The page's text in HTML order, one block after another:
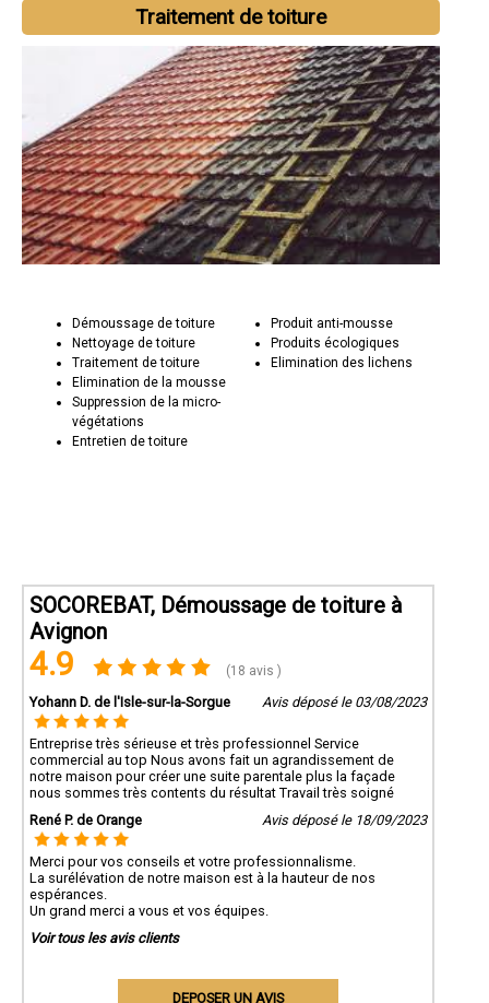
Traitement de toiture
Démoussage de toiture
Nettoyage de toiture
Traitement de toiture
Elimination de la mousse
Suppression de la micro-
végétations
Entretien de toiture
Produit anti-mousse
Produits écologiques
Elimination des lichens
SOCOREBAT, Démoussage de toiture à
Avignon
4.9 (18 avis )
Yohann D. de l'Isle-sur-la-Sorgue Avis déposé le 03/08/2023
Entreprise très sérieuse et très professionnel Service
commercial au top Nous avons fait un agrandissement de
notre maison pour créer une suite parentale plus la façade
nous sommes très contents du résultat Travail très soigné
René P. de Orange
Avis déposé le 18/09/2023
Merci pour vos conseils et votre professionnalisme.
La surélévation de notre maison est à la hauteur de nos
espérances.
Un grand merci a vous et vos équipes.
Voir tous les avis clients
DEPOSER UN AVIS